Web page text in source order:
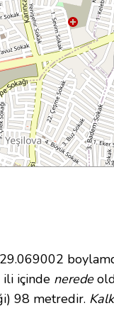
ili içinde nerede
98 metredir.